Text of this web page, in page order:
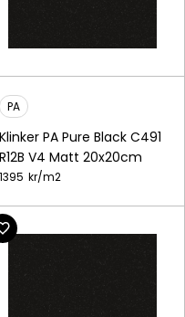
PA
Klinker PA Pure Black C491
R12B V4 Matt 20x20cm
1395 kr/m2